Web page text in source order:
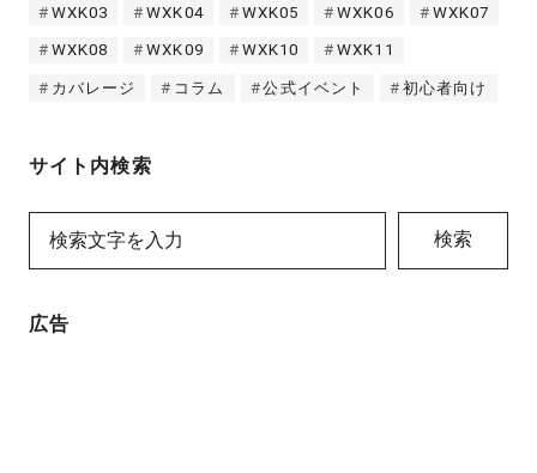
WXK03 WXK04 WXK05 WXK06 WXK07
WXK08 WXK09 WXK10 WXK11
カバレージ コラム 公式イベント 初心者向け
サイト内検索
検索
広告